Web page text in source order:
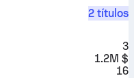
2 títulos
3
1.2M $
16